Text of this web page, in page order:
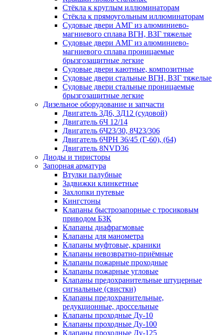
Стёкла к круглым иллюминаторам
Стёкла к прямоугольным иллюминаторам
Судовые двери АМГ из алюминиево-
магниевого сплава ВГН, ВЗГ тяжелые
Судовые двери АМГ из алюминиево-
магниевого сплава проницаемые
брызгозащитные легкие
Судовые двери каютные, композитные
Судовые двери стальные ВГН, ВЗГ тяжелые
Судовые двери стальные проницаемые
брызгозащитные легкие
Дизельное оборудование и запчасти
Двигатель 3Д6, 3Д12 (судовой)
Двигатель 6Ч 12/14
Двигатель 6Ч23/30, 8Ч23/306
Двигатель 6ЧРН 36/45 (Г-60), (64)
Двигатель 8NVD36
Диоды и тиристоры
Запорная арматура
Втулки палубные
Задвижки клинкетные
Захлопки путевые
Кингстоны
Клапаны быстрозапорные с тросиковым
приводом БЗК
Клапаны диафрагмовые
Клапаны для манометра
Клапаны муфтовые, краники
Клапаны невозвратно-приёмные
Клапаны пожарные проходные
Клапаны пожарные угловые
Клапаны предохранительные штуцерные
сигнальные (свистки)
Клапаны предохранительные,
редукционные, дроссельные
Клапаны проходные Ду-10
Клапаны проходные Ду-100
Клапаны проходные Ду-125